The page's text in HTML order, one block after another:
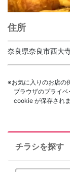
住所
奈良県奈良市西大
※お気に入りのお店の
ブラウザのプライ
cookie が保存され
チラシを探す